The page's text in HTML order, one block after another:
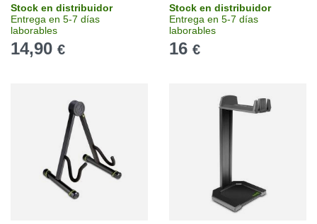
Stock en distribuidor
Entrega en 5-7 días
laborables
14,90 €
Stock en distribuidor
Entrega en 5-7 días
laborables
16 €